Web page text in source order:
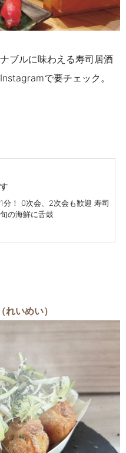
ブルに味わえる寿司居酒
で要チェック。
分！ 0次会、2次会も歓迎 寿司
の海鮮に舌鼓
（れいめい）